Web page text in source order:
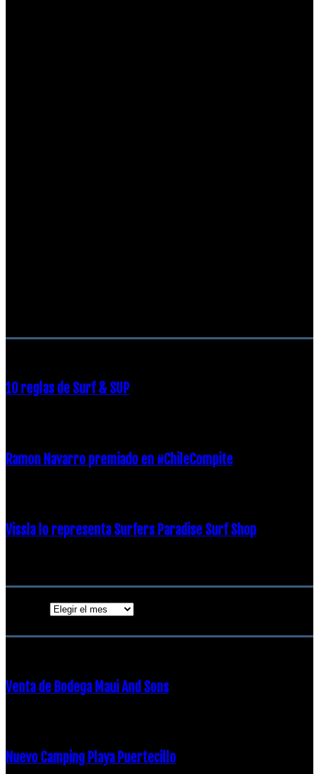
10 reglas de Surf & SUP
Ramon Navarro premiado en #ChileCompite
Vissla lo representa Surfers Paradise Surf Shop
Venta de Bodega Maui And Sons
Nuevo Camping Playa Puertecillo